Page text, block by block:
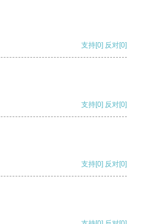
支持[0] 反对[0]
支持[0] 反对[0]
支持[0] 反对[0]